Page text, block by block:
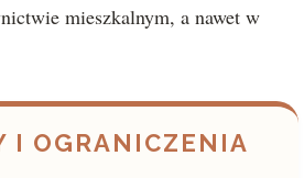
mieszkalnym, a nawet w
I OGRANICZENIA